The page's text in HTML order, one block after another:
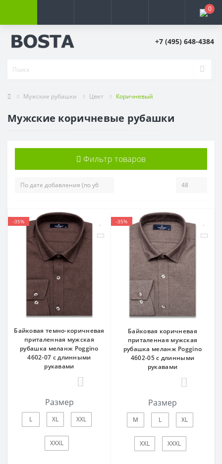
0
+7 (495) 648-4384
Мужские рубашки Цвет Коричневый
Мужские коричневые рубашки
Фильтр товаров
-35%
Байковая темно-коричневая
приталенная мужская
рубашка меланж Poggino
4602-07 с длинными
рукавами
Размер
L XL XXL
XXXL
-35%
Байковая коричневая
приталенная мужская
рубашка меланж Poggino
4602-05 с длинными
рукавами
Размер
M L XL
XXL XXXL